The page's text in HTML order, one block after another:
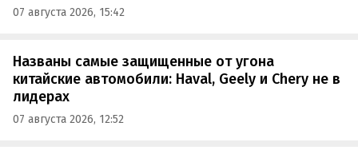
07 августа 2026, 15:42
Названы самые защищенные от угона
китайские автомобили: Haval, Geely и Chery не в
лидерах
07 августа 2026, 12:52